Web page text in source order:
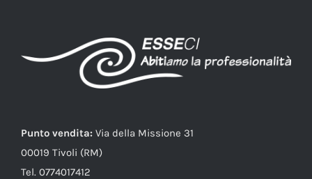
Punto vendita: Via della Missione 31
00019 Tivoli (RM)
Tel. 0774017412